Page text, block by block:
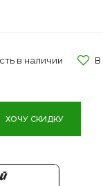
в наличии
ХОЧУ СКИДКУ